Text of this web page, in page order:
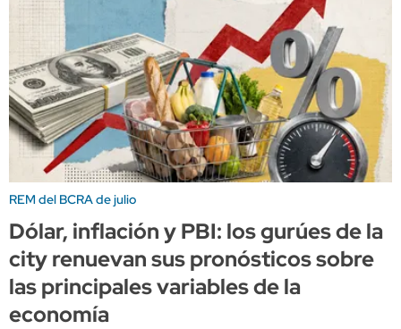
REM del BCRA de julio
Dólar, inflación y PBI: los gurúes de la
city renuevan sus pronósticos sobre
las principales variables de la
economía